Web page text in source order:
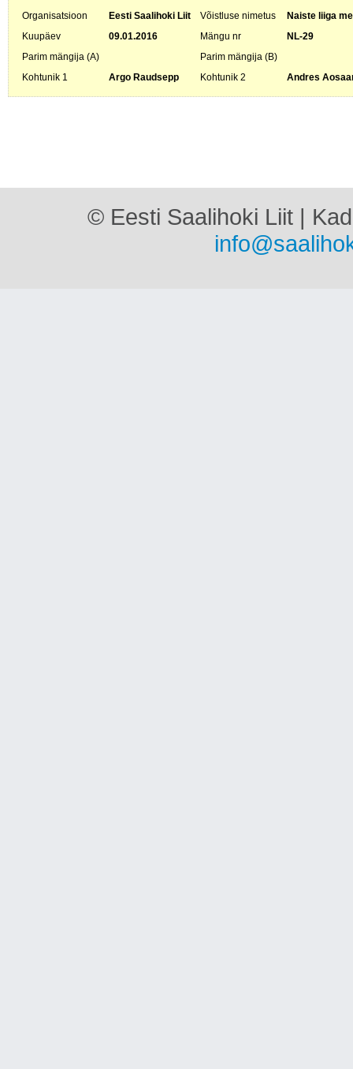
Organisatsioon Eesti Saalihoki Liit Võistluse nimetus
Naiste liiga
Kuupäev
09.01.2016 Mängu nr
NL-29
Parim mängija (A)
Parim mängija (B)
Kohtunik 1
Argo Raudsepp Kohtunik 2 Andres
© Eesti Saalihoki Liit |